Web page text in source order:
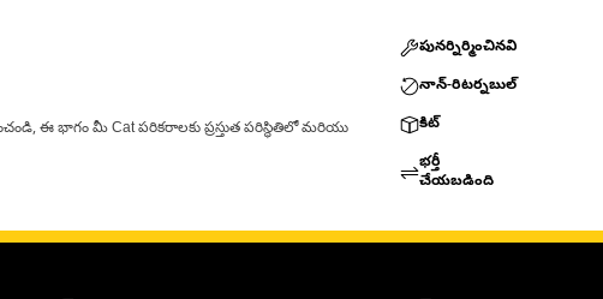
ఈ భాగం మీ Cat పరికరాలకు ప్రస్తుత పరిస్థితిలో మరియు
పునర్నిర్మించినవి
నాన్-రిటర్నబుల్
కిట్
భర్తీ
చేయబడింది